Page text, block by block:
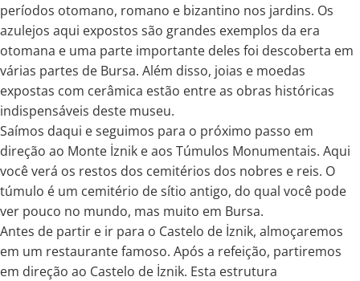
períodos otomano, romano e bizantino nos jardins. Os
azulejos aqui expostos são grandes exemplos da era
otomana e uma parte importante deles foi descoberta em
várias partes de Bursa. Além disso, joias e moedas
expostas com cerâmica estão entre as obras históricas
indispensáveis deste museu.
Saímos daqui e seguimos para o próximo passo em
direção ao Monte İznik e aos Túmulos Monumentais. Aqui
você verá os restos dos cemitérios dos nobres e reis. O
túmulo é um cemitério de sítio antigo, do qual você pode
ver pouco no mundo, mas muito em Bursa.
Antes de partir e ir para o Castelo de İznik, almoçaremos
em um restaurante famoso. Após a refeição, partiremos
em direção ao Castelo de İznik. Esta estrutura